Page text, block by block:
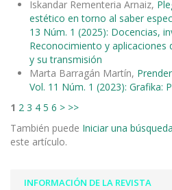
Iskandar Rementeria Arnaiz,
estético en torno al saber
13 Núm. 1 (2025): Docencias,
Reconocimiento y aplicaciones
y su transmisión
Marta Barragán Martín,
Vol. 11 Núm. 1 (2023): Grafika:
1 2 3 4 5 6 > >>
También puede Iniciar una
este artículo.
INFORMACIÓN DE LA REVISTA